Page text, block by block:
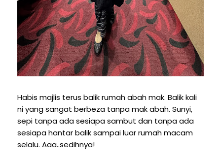
Habis majlis terus balik rumah abah mak. Balik kali
ni yang sangat berbeza tanpa mak abah. Sunyi,
sepi tanpa ada sesiapa sambut dan tanpa ada
sesiapa hantar balik sampai luar rumah macam
selalu. Aaa..sedihnya!